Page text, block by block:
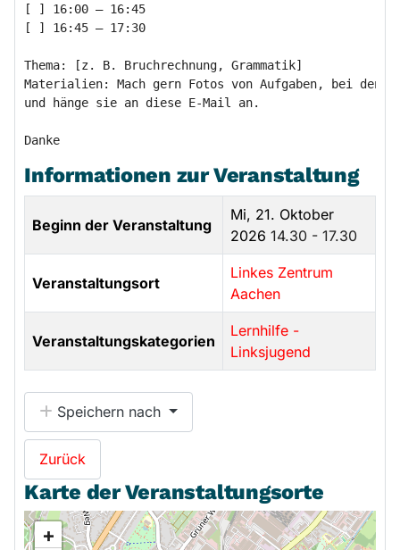
[ ] 16:00 – 16:45
[ ] 16:45 – 17:30
Thema: [z. B. Bruchrechnung, Grammatik]
Materialien: Mach gern Fotos von Aufgaben, bei
und hänge sie an diese E-Mail an.
Informationen zur Veranstaltung
Beginn der Veranstaltung
Mi, 21. Oktober
2026 14.30 - 17.30
Veranstaltungsort
Linkes Zentrum
Aachen
Veranstaltungskategorien
Lernhilfe -
Linksjugend
Speichern nach
Zurück
Karte der Veranstaltungsorte
+